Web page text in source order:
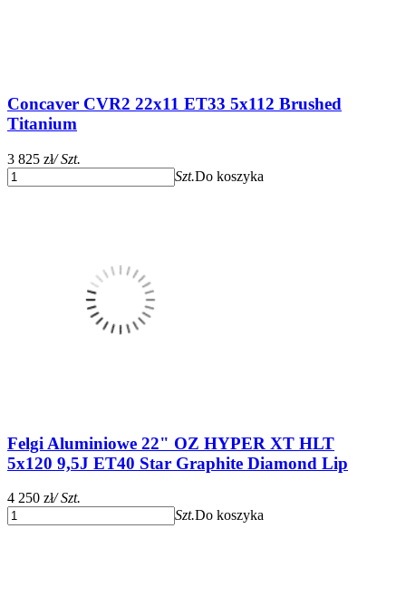
Concaver CVR2 22x11 ET33 5x112 Brushed
Titanium
3 825 zł/ Szt.
Szt.Do koszyka
Felgi Aluminiowe 22" OZ HYPER XT HLT
5x120 9,5J ET40 Star Graphite Diamond Lip
4 250 zł/ Szt.
Szt.Do koszyka